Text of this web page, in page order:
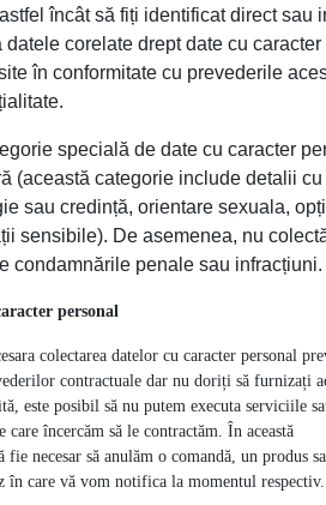
încât să fiți identificat direct sau
corelate drept date cu caracter
în conformitate cu prevederile
specială de date cu caracter
(această categorie include detalii
sau credință, orientare sexuala,
sensibile). De asemenea, nu
condamnările penale sau infracțiuni.
personal
colectarea datelor cu caracter personal
contractuale dar nu doriți să furnizați
este posibil să nu putem executa serviciile
care încercăm să le contractăm. În această
fie necesar să anulăm o comandă, un produs
în care vă vom notifica la momentul respectiv.